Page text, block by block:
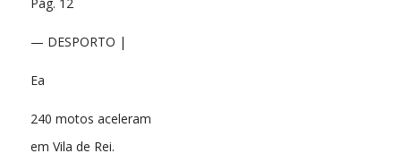
— DESPORTO |
Ea
240 motos aceleram
em Vila de Rei.